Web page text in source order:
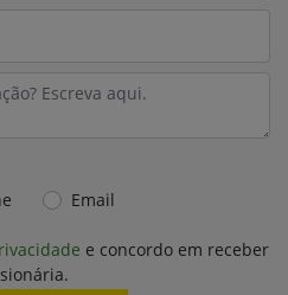
Email
e concordo em receber